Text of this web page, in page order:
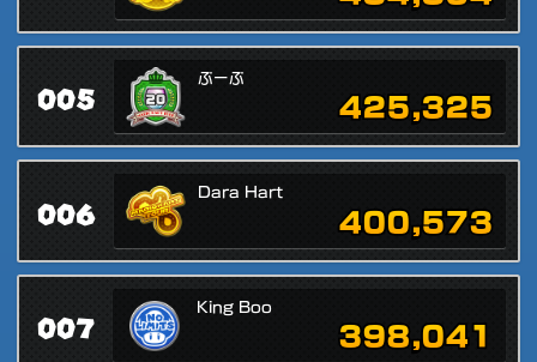
005
ぶーぶ
425,325
006
Dara Hart
400,573
007
King Boo
398,041